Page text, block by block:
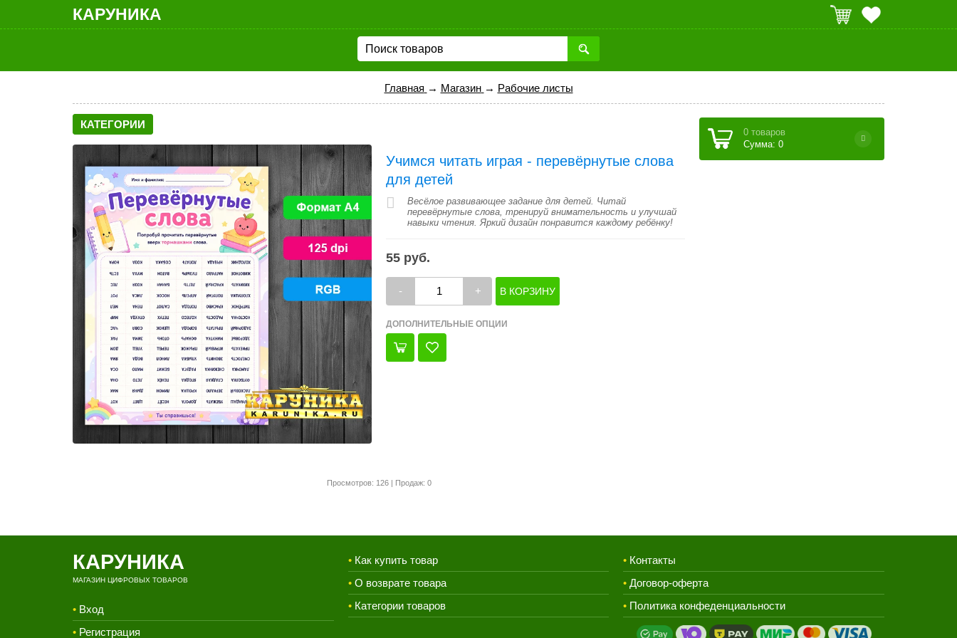
КАРУНИКА
Главная → Магазин → Рабочие листы
КАТЕГОРИИ
Учимся читать играя - перевёрнутые слова
для детей
Весёлое развивающее задание для детей. Читай
перевёрнутые слова, тренируй внимательность и улучшай
навыки чтения. Яркий дизайн понравится каждому ребёнку!
55 руб.
- +
ДОПОЛНИТЕЛЬНЫЕ ОПЦИИ
Просмотров: 126 | Продаж: 0
0 товаров
Сумма: 0
КАРУНИКА
МАГАЗИН ЦИФРОВЫХ ТОВАРОВ
• Вход
• Регистрация
• Как купить товар
• О возврате товара
• Категории товаров
• Контакты
•Договор-оферта
• Политика конфеденциальности